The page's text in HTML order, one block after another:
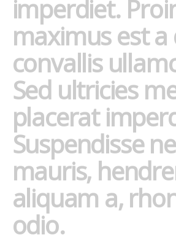
imperdiet.
maximus est
convallis
Sed ultricies
placerat
Suspendisse
mauris,
aliquam a,
odio.